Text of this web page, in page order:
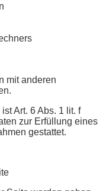
mit anderen
Art. 6 Abs. 1 lit. f
zur Erfüllung eines
gestattet.